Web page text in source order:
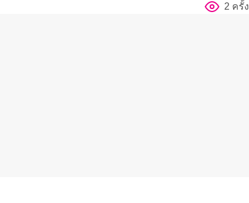
2 ครั้ง